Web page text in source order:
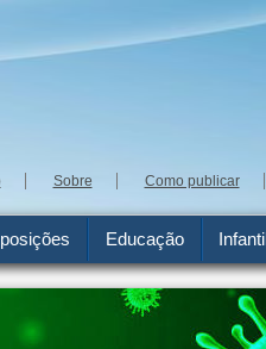
Sobre Como publicar
Educação Infantil